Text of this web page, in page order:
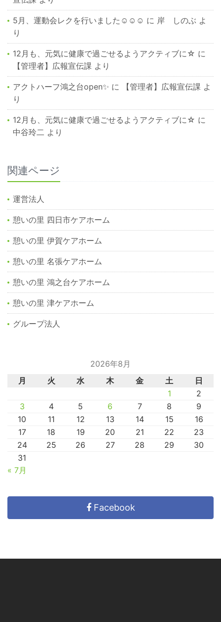
5月、運動会レクを行いました☺☺☺ に 岸 しのぶ よ
り
12月も、元気に健康で過ごせるようアクティブに☆ に
【管理者】広報宣伝課 より
アクトハーフ鴻之台open✨ に 【管理者】広報宣伝課 よ
り
12月も、元気に健康で過ごせるようアクティブに☆ に
中谷玲二 より
関連ページ
運営法人
憩いの里 四日市ケアホーム
憩いの里 伊賀ケアホーム
憩いの里 名張ケアホーム
憩いの里 鴻之台ケアホーム
憩いの里 津ケアホーム
グループ法人
2026年8月
月
火 水 木 金 土
日
1
2
3
4 5 6 7 8
9
10
11 12 13 14 15
16
17
18 19 20 21 22
23
24
25 26 27 28 29
30
31
« 7月
Facebook